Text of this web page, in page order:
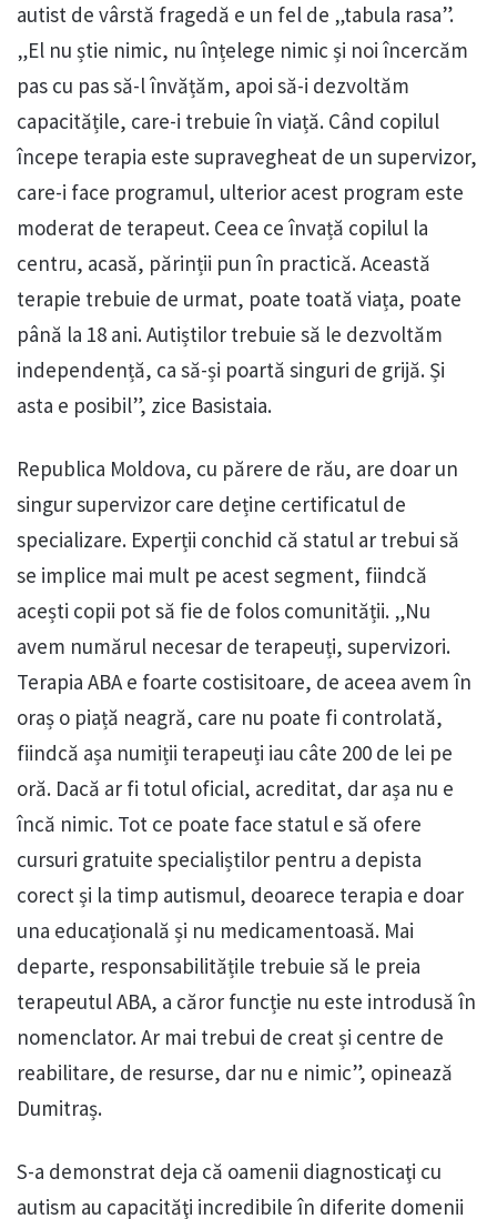
autist de vârstă fragedă e un fel de „tabula rasa”.
„El nu știe nimic, nu înțelege nimic și noi încercăm
pas cu pas să-l învățăm, apoi să-i dezvoltăm
capacitățile, care-i trebuie în viață. Când copilul
începe terapia este supravegheat de un supervizor,
care-i face programul, ulterior acest program este
moderat de terapeut. Ceea ce învață copilul la
centru, acasă, părinții pun în practică. Această
terapie trebuie de urmat, poate toată viața, poate
până la 18 ani. Autiștilor trebuie să le dezvoltăm
independență, ca să-și poartă singuri de grijă. Și
asta e posibil”, zice Basistaia.
Republica Moldova, cu părere de rău, are doar un
singur supervizor care deține certificatul de
specializare. Experții conchid că statul ar trebui să
se implice mai mult pe acest segment, fiindcă
acești copii pot să fie de folos comunității. „Nu
avem numărul necesar de terapeuți, supervizori.
Terapia ABA e foarte costisitoare, de aceea avem în
oraș o piață neagră, care nu poate fi controlată,
fiindcă așa numiții terapeuți iau câte 200 de lei pe
oră. Dacă ar fi totul oficial, acreditat, dar așa nu e
încă nimic. Tot ce poate face statul e să ofere
cursuri gratuite specialiștilor pentru a depista
corect și la timp autismul, deoarece terapia e doar
una educațională și nu medicamentoasă. Mai
departe, responsabilitățile trebuie să le preia
terapeutul ABA, a căror funcție nu este introdusă în
nomenclator. Ar mai trebui de creat și centre de
reabilitare, de resurse, dar nu e nimic”, opinează
Dumitraș.
S-a demonstrat deja că oamenii diagnosticaţi cu
autism au capacităţi incredibile în diferite domenii